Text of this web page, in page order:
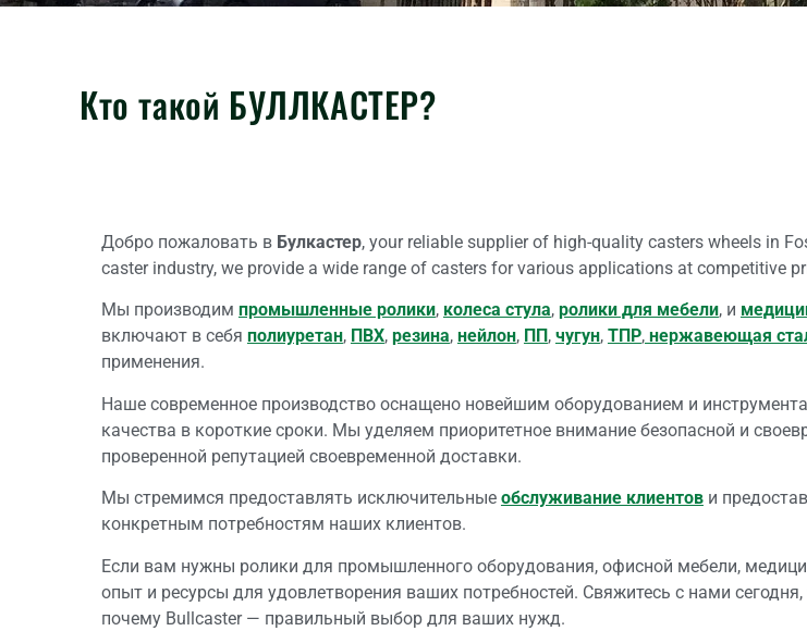
Кто такой БУЛЛКАСТЕР?
Добро пожаловать в Булкастер, your reliable supplier of high-quality casters wheels in
caster industry, we provide a wide range of casters for various applications at competitive
Мы производим промышленные ролики, колеса стула, ролики для мебели, и
включают в себя полиуретан, ПВХ, резина, нейлон, ПП , чугун, ТПР,нержавеющая
применения.
Наше современное производство оснащено новейшим оборудованием и
качества в короткие сроки. Мы уделяем приоритетное внимание безопасной и
проверенной репутацией своевременной доставки.
Мы стремимся предоставлять исключительные обслуживание клиентови
конкретным потребностям наших клиентов.
Если вам нужны ролики для промышленного оборудования, офисной мебели,
опыт и ресурсы для удовлетворения ваших потребностей. Свяжитесь с нами
почему Bullcaster — правильный выбор для ваших нужд.